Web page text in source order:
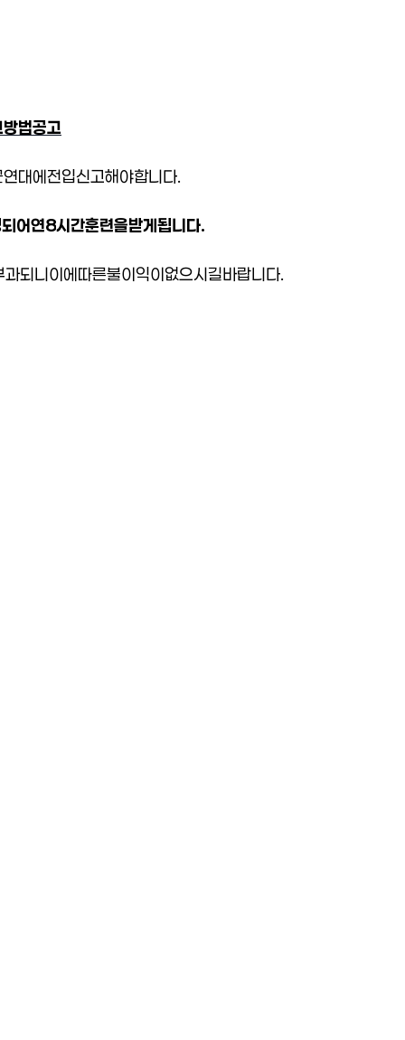
방법공고
대에전입신고해야합니다.
어연8시간훈련을받게됩니다.
과되니이에따른불이익이없으시길바랍니다.